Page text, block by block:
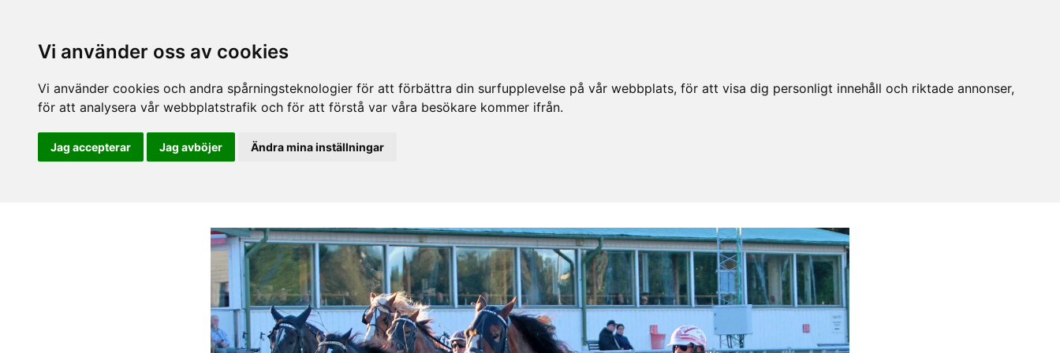
Vi använder oss av cookies
Vi använder cookies och andra spårningsteknologier för att förbättra din surfupplevelse på vår webbplats, för att visa dig personligt innehåll och riktade annonser,
för att analysera vår webbplatstrafik och för att förstå var våra besökare kommer ifrån.
Jag accepterar Jag avböjer Ändra mina inställningar